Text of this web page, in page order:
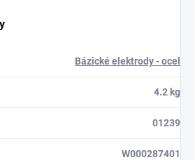
Bázické elektrody - ocel
4.2 kg
01239
W000287401